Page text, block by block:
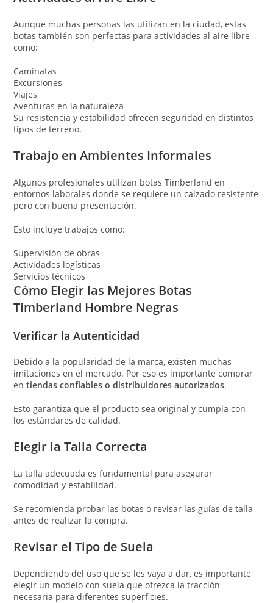
Aunque muchas personas las utilizan en la ciudad, estas
botas también son perfectas para actividades al aire libre
como:
Caminatas
Excursiones
Viajes
Aventuras en la naturaleza
Su resistencia y estabilidad ofrecen seguridad en distintos
tipos de terreno.
Trabajo en Ambientes Informales
Algunos profesionales utilizan botas Timberland en
entornos laborales donde se requiere un calzado resistente
pero con buena presentación.
Esto incluye trabajos como:
Supervisión de obras
Actividades logísticas
Servicios técnicos
Cómo Elegir las Mejores Botas
Timberland Hombre Negras
Verificar la Autenticidad
Debido a la popularidad de la marca, existen muchas
imitaciones en el mercado. Por eso es importante comprar
entiendas confiables o distribuidores autorizados.
Esto garantiza que el producto sea original y cumpla con
los estándares de calidad.
Elegir la Talla Correcta
La talla adecuada es fundamental para asegurar
comodidad y estabilidad.
Se recomienda probar las botas o revisar las guías de talla
antes de realizar la compra.
Revisar el Tipo de Suela
Dependiendo del uso que se les vaya a dar, es importante
elegir un modelo con suela que ofrezca la tracción
necesaria para diferentes superficies.